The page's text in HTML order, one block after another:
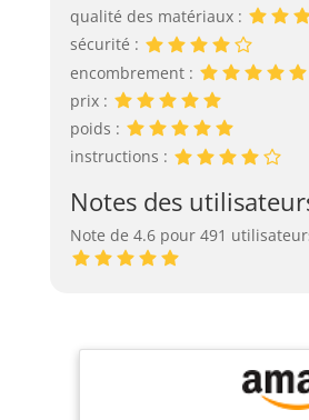
qualité des matériaux :
sécurité :
encombrement :
prix :
poids :
instructions :
Notes des
Note de 4.6 pour 491